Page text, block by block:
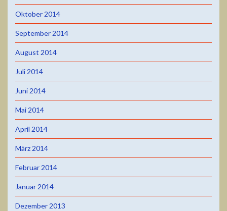
Oktober 2014
September 2014
August 2014
Juli 2014
Juni 2014
Mai 2014
April 2014
März 2014
Februar 2014
Januar 2014
Dezember 2013